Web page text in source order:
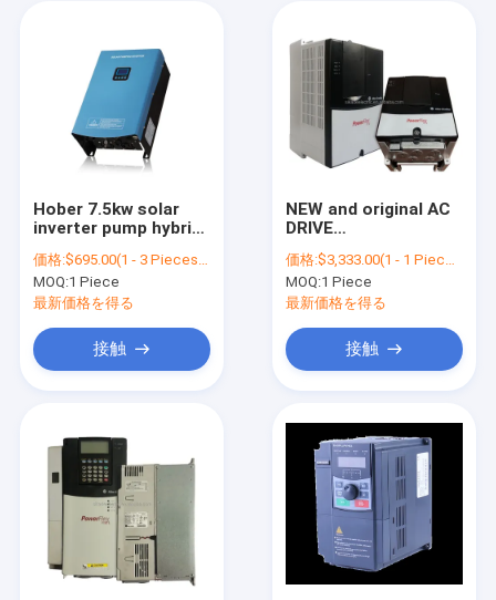
製品
企業情報
お問い合わせ
Hober 7.5kw solar
inverter pump hybrid
solar system
550*350*285
価格:$695.00(1 - 3 Pieces) $495.00(>=4 Pieces)
MOQ:1 Piece
最新価格を得る
接触
NEW and original AC
DRIVE
Allen Bradley
powerflex 70 pump
inverter solar
converters inverter
20AD065A0AYNAC0
価格:$3,333.00(1 - 1 Pieces) $3,250.00(>=2 Pieces)
MOQ:1 Piece
最新価格を得る
接触